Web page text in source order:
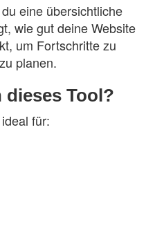
eine übersichtliche
wie gut deine Website
um Fortschritte zu
planen.
Tool?
für: